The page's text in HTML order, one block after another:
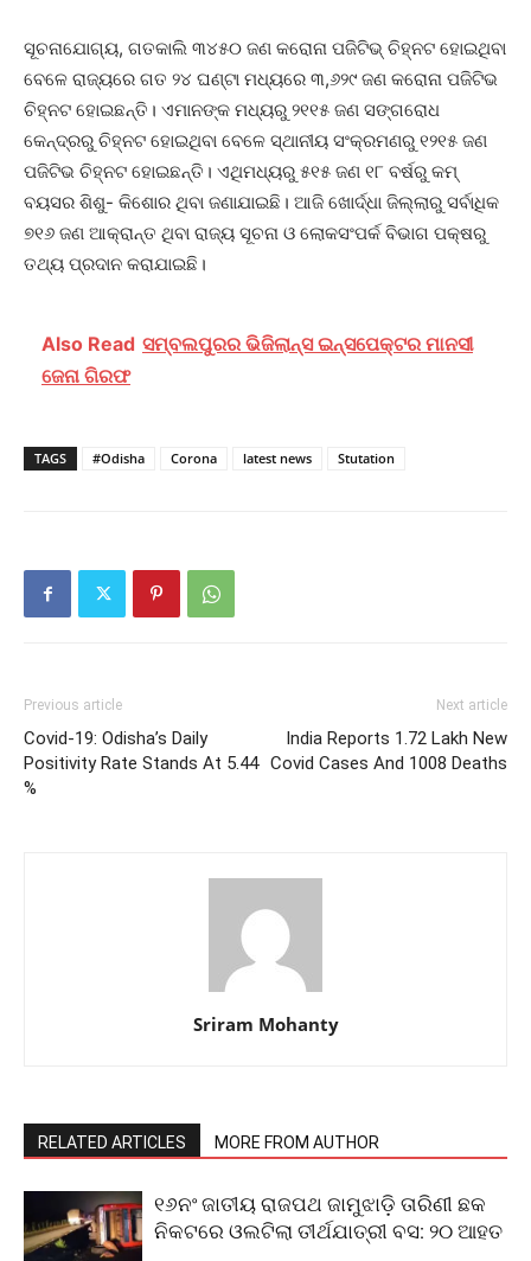
ସୂଚନାଯୋଗ୍ୟ, ଗତକାଲି ୩୪୫୦ ଜଣ କରୋନା ପଜିଟିଭ୍ ଚିହ୍ନଟ ହୋଇଥିବା
ବେଳେ ରାଜ୍ୟରେ ଗତ ୨୪ ଘଣ୍ଟା ମଧ୍ୟରେ ୩,୬୨୯ ଜଣ କରୋନା ପଜିଟିଭ
ଚିହ୍ନଟ ହୋଇଛନ୍ତି। ଏମାନଙ୍କ ମଧ୍ୟରୁ ୨୧୧୫ ଜଣ ସଙ୍ଗରୋଧ
କେନ୍ଦ୍ରରୁ ଚିହ୍ନଟ ହୋଇଥିବା ବେଳେ ସ୍ଥାନୀୟ ସଂକ୍ରମଣରୁ ୧୨୧୫ ଜଣ
ପଜିଟିଭ ଚିହ୍ନଟ ହୋଇଛନ୍ତି। ଏଥିମଧ୍ୟରୁ ୫୧୫ ଜଣ ୧୮ ବର୍ଷରୁ କମ୍
ବୟସର ଶିଶୁ- କିଶୋର ଥିବା ଜଣାଯାଇଛି। ଆଜି ଖୋର୍ଦ୍ଧା ଜିଲ୍ଲାରୁ ସର୍ବାଧିକ
୭୧୬ ଜଣ ଆକ୍ରାନ୍ତ ଥିବା ରାଜ୍ୟ ସୂଚନା ଓ ଲୋକସଂପର୍କ ବିଭାଗ ପକ୍ଷରୁ
ତଥ୍ୟ ପ୍ରଦାନ କରାଯାଇଛି।
Also Read ସମ୍ବଲପୁରର ଭିଜିଲାନ୍ସ ଇନ୍ସପେକ୍ଟର ମାନସୀ
ଜେନା ଗିରଫ
TAGS #Odisha Corona latest news Stutation
Previous article
Covid-19: Odisha’s Daily
Positivity Rate Stands At 5.44
%
Next article
India Reports 1.72 Lakh New
Covid Cases And 1008 Deaths
Sriram Mohanty
RELATED ARTICLES MORE FROM AUTHOR
୧୬ନଂ ଜାତୀୟ ରାଜପଥ ଜାମୁଝାଡ଼ି ତାରିଣୀ ଛକ
ନିକଟରେ ଓଲଟିଲା ତୀର୍ଥଯାତ୍ରୀ ବସ: ୨୦ ଆହତ